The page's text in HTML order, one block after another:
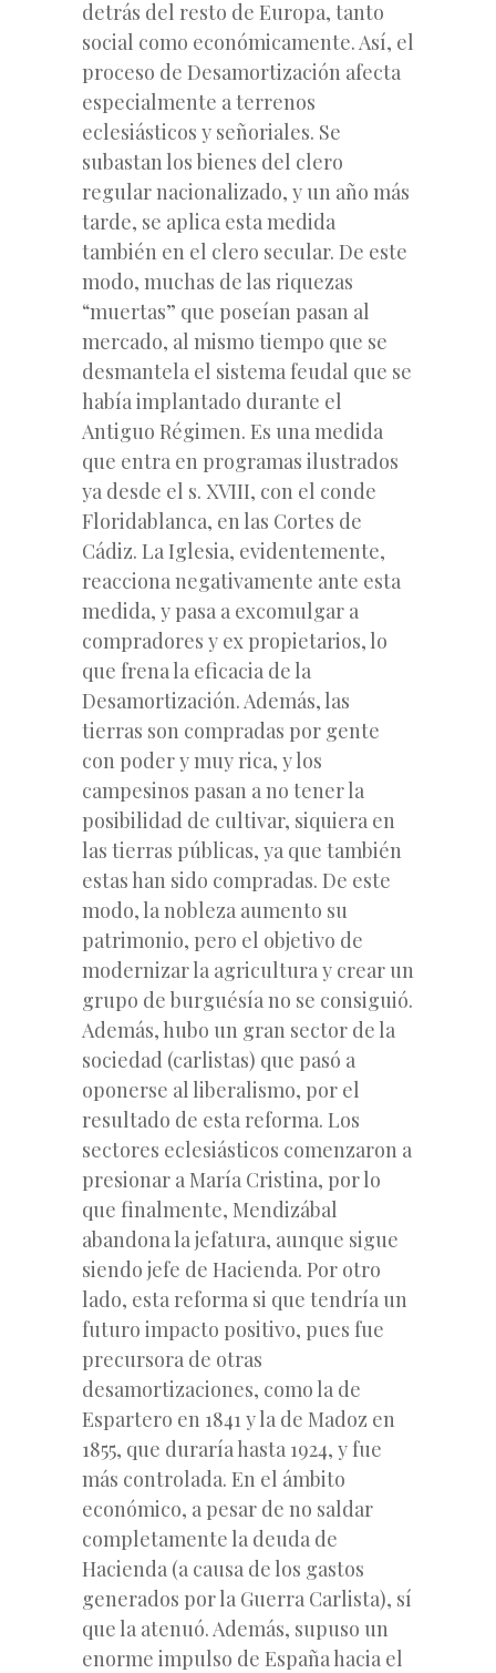
detrás del resto de Europa, tanto
social como económicamente. Así, el
proceso de Desamortización afecta
especialmente a terrenos
eclesiásticos y señoriales. Se
subastan los bienes del clero
regular nacionalizado, y un año más
tarde, se aplica esta medida
también en el clero secular. De este
modo, muchas de las riquezas
“muertas” que poseían pasan al
mercado, al mismo tiempo que se
desmantela el sistema feudal que se
había implantado durante el
Antiguo Régimen. Es una medida
que entra en programas ilustrados
ya desde el s. XVIII, con el conde
Floridablanca, en las Cortes de
Cádiz. La Iglesia, evidentemente,
reacciona negativamente ante esta
medida, y pasa a excomulgar a
compradores y ex propietarios, lo
que frena la eficacia de la
Desamortización. Además, las
tierras son compradas por gente
con poder y muy rica, y los
campesinos pasan a no tener la
posibilidad de cultivar, siquiera en
las tierras públicas, ya que también
estas han sido compradas. De este
modo, la nobleza aumento su
patrimonio, pero el objetivo de
modernizar la agricultura y crear un
grupo de burguésía no se consiguió.
Además, hubo un gran sector de la
sociedad (carlistas) que pasó a
oponerse al liberalismo, por el
resultado de esta reforma. Los
sectores eclesiásticos comenzaron a
presionar a María Cristina, por lo
que finalmente, Mendizábal
abandona la jefatura, aunque sigue
siendo jefe de Hacienda. Por otro
lado, esta reforma si que tendría un
futuro impacto positivo, pues fue
precursora de otras
desamortizaciones, como la de
Espartero en 1841 y la de Madoz en
1855, que duraría hasta 1924, y fue
más controlada. En el ámbito
económico, a pesar de no saldar
completamente la deuda de
Hacienda (a causa de los gastos
generados por la Guerra Carlista), sí
que la atenuó. Además, supuso un
enorme impulso de España hacia el